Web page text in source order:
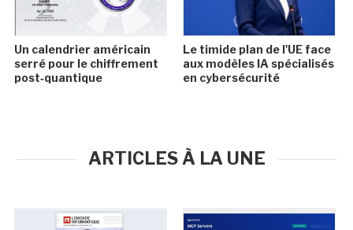
Un calendrier américain
serré pour le chiffrement
post‑quantique
Le timide plan de l'UE face
aux modèles IA spécialisés
en cybersécurité
ARTICLES À LA UNE